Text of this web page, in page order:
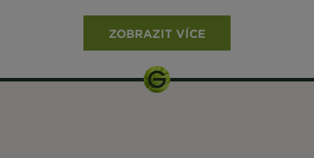
ZOBRAZIT VÍCE